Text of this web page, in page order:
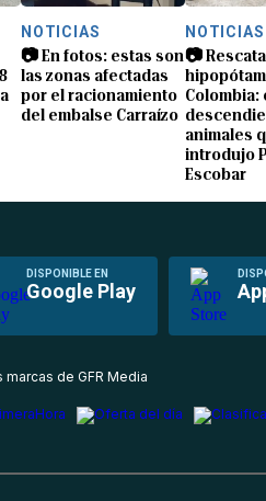
NOTICIAS
📷 En fotos: estas son
las zonas afectadas
por el racionamiento
del embalse Carraízo
NOTICIAS
📷
Colombia:
animales
introdujo
Escobar
DISPONIBLE EN
Google Play
marcas de GFR Media